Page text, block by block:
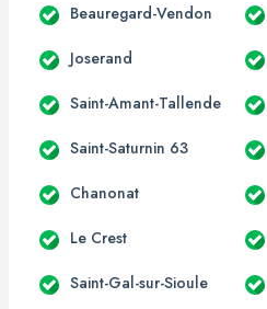
Beauregard-Vendon
Joserand
Saint-Amant-Tallende
Saint-Saturnin 63
Chanonat
Le Crest
Saint-Gal-sur-Sioule